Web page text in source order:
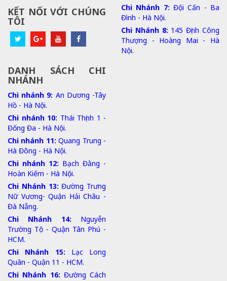
KẾT NỐI VỚI CHÚNG
TÔI
Chi Nhánh 7: Đội Cấn - Ba
Đình - Hà Nội.
Chi Nhánh 8: 145 Định Công
Thượng - Hoàng Mai - Hà
Nội.
DANH SÁCH CHI
NHÁNH
Chi nhánh 9: An Dương -Tây
Hồ - Hà Nội.
Chi nhánh 10: Thái Thịnh 1 -
Đống Đa - Hà Nội.
Chi nhánh 11: Quang Trung -
Hà Đông - Hà Nội.
Chi nhánh 12: Bạch Đằng -
Hoàn Kiếm - Hà Nội.
Chi Nhánh 13: Đường Trưng
Nữ Vương- Quận Hải Châu -
Đà Nẵng.
Chi Nhánh 14:
Nguyễn
Trường Tộ - Quận Tân Phú -
HCM.
Chi Nhánh 15:
Lạc Long
Quân - Quận 11 - HCM.
Chi Nhánh 16: Đường Cách